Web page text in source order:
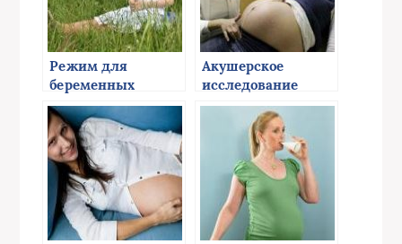
Режим для
беременных
женщин
Акушерское
исследование
беременной